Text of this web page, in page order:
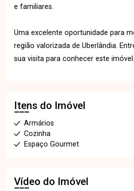
e familiares.
Uma excelente oportunidade para
região valorizada de Uberlândia.
sua visita para conhecer este imóvel.
Itens do Imóvel
Armários
Cozinha
Espaço Gourmet
Vídeo do Imóvel